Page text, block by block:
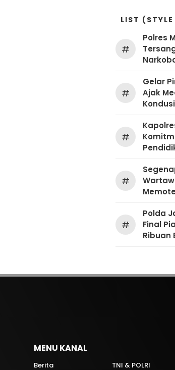
LIST
#
Polres
Gram
#
Gelar
Ajak
#
#
#
Polda
Final
Ribuan
MENU KANAL
Berita TNI & POLRI